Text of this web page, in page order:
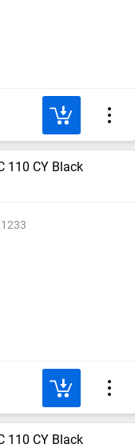
110 CY Black
110 CY Black